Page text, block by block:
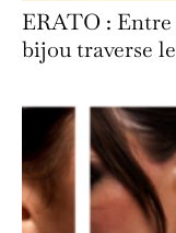
ERATO :
bijou traverse